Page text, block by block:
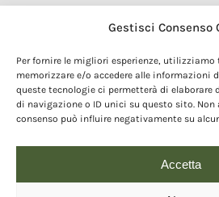
Gestisci Consenso
Per fornire le migliori esperienze,
memorizzare e/o accedere alle informazioni
queste tecnologie ci permetterà di
di navigazione o ID unici su questo sito.
consenso può influire negativamente su
Accetta
Glossario DOP IGP
Marchi DOP IGP
Normativa prodotti DOP IGP
Consorzi di Tutela
Farm To Fork e prodotti DOP IGP